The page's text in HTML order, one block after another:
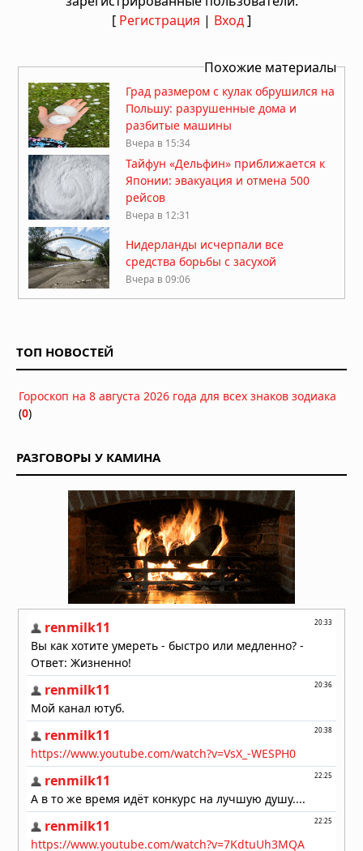
[ Регистрация | Вход]
Похожие материалы
Град размером с кулак обрушился на
Польшу: разрушенные дома и
разбитые машины
Вчера в 15:34
Тайфун «Дельфин» приближается к
Японии: эвакуация и отмена 500
рейсов
Вчера в 12:31
Нидерланды исчерпали все
средства борьбы с засухой
Вчера в 09:06
извержение заставило власти
в Каире
03.08.2026 в 06:38
Супертайфун «Дельфин»: пятый
циклон максимальной мощности в
2026 году движется к побережью
Восточной Азии
01.08.2026 в 15:17
Землетрясение в Италии: магнитуда
4,7 у Неаполя, повреждения и
отключения электроэнергии
заполняется свежей магмой: новое
исследование раскрывает механизм
перезарядки гигантских кальдер
01.08.2026 в 08:30
Необычный торнадо ударил по
одному пригороду Чикаго дважды
ТОП НОВОСТЕЙ
Гороскоп на 8 августа 2026 года для всех знаков зодиака
(0)
РАЗГОВОРЫ У КАМИНА